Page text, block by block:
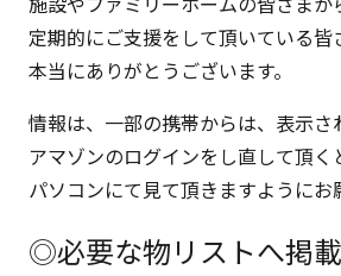
定期的にご支援をして頂いている皆
本当にありがとうございます。
情報は、一部の携帯からは、表示さ
アマゾンのログインをし直して頂く
パソコンにて見て頂きますようにお
◎必要な物リストへ掲